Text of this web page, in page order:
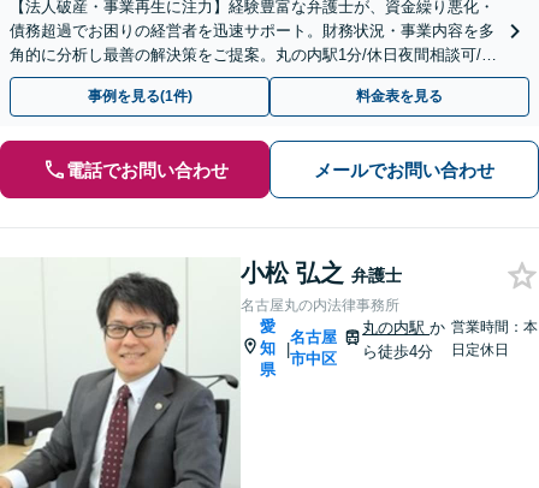
【法人破産・事業再生に注力】経験豊富な弁護士が、資金繰り悪化・
債務超過でお困りの経営者を迅速サポート。財務状況・事業内容を多
角的に分析し最善の解決策をご提案。丸の内駅1分/休日夜間相談可/W
EB面談対応
事例を見る(1件) 料金表を見る
電話でお問い合わせ メールでお問い合わせ
小松 弘之 弁護士
名古屋丸の内法律事務所
愛
知
県
|
名古屋
市中区
丸の内駅か
ら徒歩4分
営業時間：本
日定休日